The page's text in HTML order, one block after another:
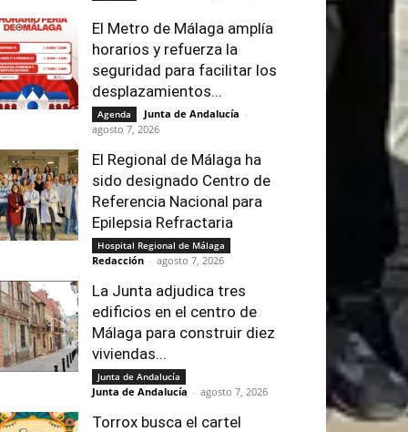
El Metro de Málaga amplía
horarios y refuerza la
seguridad para facilitar los
desplazamientos...
Agenda Junta de Andalucía -
agosto 7, 2026
El Regional de Málaga ha
sido designado Centro de
Referencia Nacional para
Epilepsia Refractaria
Hospital Regional de Málaga
Redacción - agosto 7, 2026
La Junta adjudica tres
edificios en el centro de
Málaga para construir diez
viviendas...
Junta de Andalucía
Junta de Andalucía - agosto 7, 2026
Torrox busca el cartel